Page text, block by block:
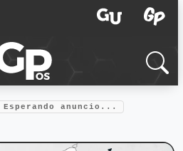
Esperando anuncio...